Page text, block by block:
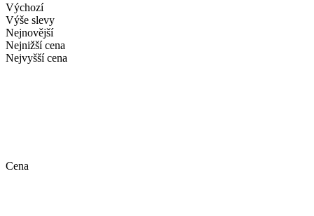
Výchozí
Výše slevy
Nejnovější
Nejnižší cena
Nejvyšší cena
Cena